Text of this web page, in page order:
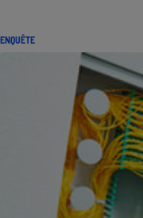
ENQUÊTE